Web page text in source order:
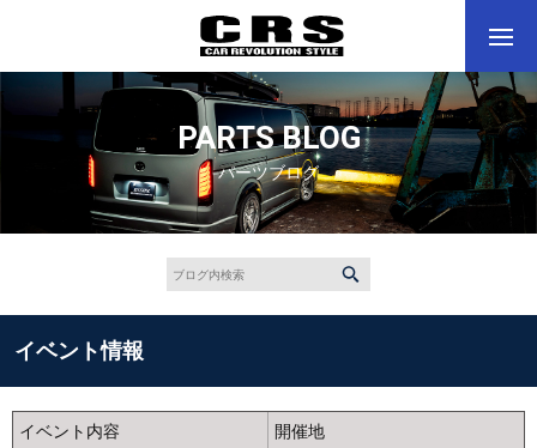
PARTS BLOG
パーツブログ
イベント情報
イベント内容
開催地